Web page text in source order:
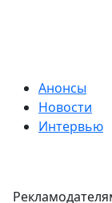
Анонсы
Новости
Интервью